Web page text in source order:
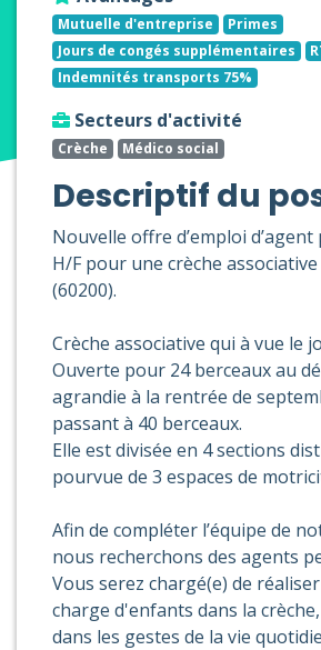
Mutuelle d'entreprise
Primes
Jours de congés supplémentaires
Indemnités transports 75%
Secteurs d'activité
Crèche Médico social
Descriptif du
Nouvelle offre d’emploi
H/F pour une crèche
(60200).
Crèche associative qui à vue le
Ouverte pour 24 berceaux au
agrandie à la rentrée de
passant à 40 berceaux.
Elle est divisée en 4 sections
pourvue de 3 espaces de
Afin de compléter l’équipe de
nous recherchons des agents
Vous serez chargé(e) de
charge d'enfants dans la
dans les gestes de la vie